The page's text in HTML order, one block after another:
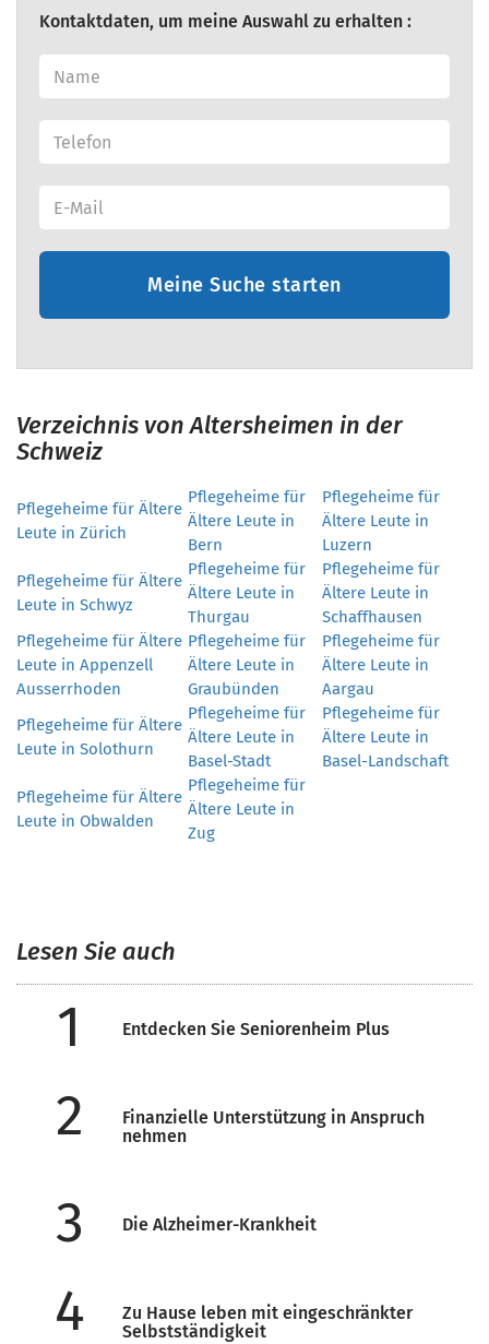
Kontaktdaten, um meine Auswahl zu erhalten :
Meine Suche starten
Verzeichnis von Altersheimen in der
Schweiz
Pflegeheime für Ältere
Leute in Zürich
Pflegeheime für
Ältere Leute in
Bern
Pflegeheime für
Ältere Leute in
Luzern
Pflegeheime für Ältere
Leute in Schwyz
Pflegeheime für
Ältere Leute in
Thurgau
Pflegeheime für
Ältere Leute in
Schaffhausen
Pflegeheime für Ältere
Leute in Appenzell
Ausserrhoden
Pflegeheime für
Ältere Leute in
Graubünden
Pflegeheime für
Ältere Leute in
Aargau
Pflegeheime für Ältere
Leute in Solothurn
Pflegeheime für
Ältere Leute in
Basel-Stadt
Pflegeheime für
Ältere Leute in
Basel-Landschaft
Pflegeheime für Ältere
Leute in Obwalden
Pflegeheime für
Ältere Leute in
Zug
Lesen Sie auch
1 Entdecken Sie Seniorenheim Plus
2
Finanzielle Unterstützung in Anspruch
nehmen
3 Die Alzheimer-Krankheit
4
Zu Hause leben mit eingeschränkter
Selbstständigkeit